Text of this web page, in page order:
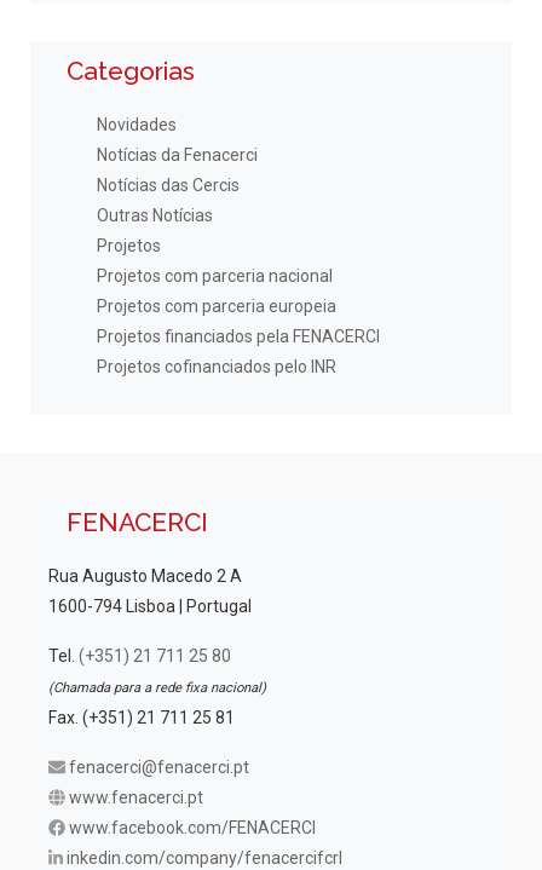
Categorias
Novidades
Notícias da Fenacerci
Notícias das Cercis
Outras Notícias
Projetos
Projetos com parceria nacional
Projetos com parceria europeia
Projetos financiados pela FENACERCI
Projetos cofinanciados pelo INR
FENACERCI
Rua Augusto Macedo 2 A
1600-794 Lisboa | Portugal
Tel. (+351) 21 711 25 80
(Chamada para a rede fixa nacional)
Fax. (+351) 21 711 25 81
fenacerci@fenacerci.pt
www.fenacerci.pt
www.facebook.com/FENACERCI
inkedin.com/company/fenacercifcrl